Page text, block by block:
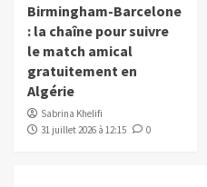
Birmingham-Barcelone
: la chaîne pour suivre
le match amical
gratuitement en
Algérie
Sabrina Khelifi
31 juillet 2026 à 12:15
0